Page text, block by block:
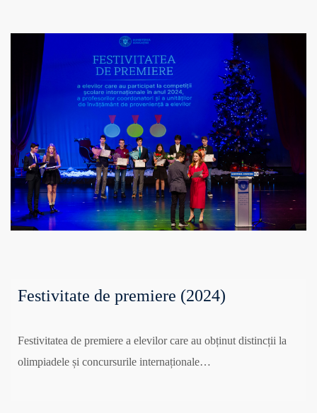
Festivitate de premiere (2024)
Festivitatea de premiere a elevilor care au obținut distincții la
olimpiadele și concursurile internaționale…